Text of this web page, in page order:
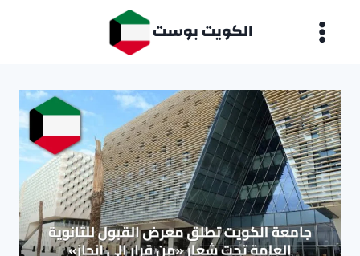
الكويت بوست